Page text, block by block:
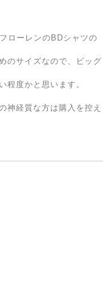
ローレンのBDシャツの
のサイズなので、ビッグ
程度かと思います。
神経質な方は購入を控え